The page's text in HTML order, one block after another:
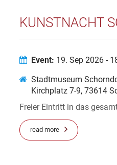
KUNSTNACHT
Event: 19. Sep 2026 -
Stadtmuseum
Kirchplatz 7-9, 73614
Freier Eintritt in das
read more